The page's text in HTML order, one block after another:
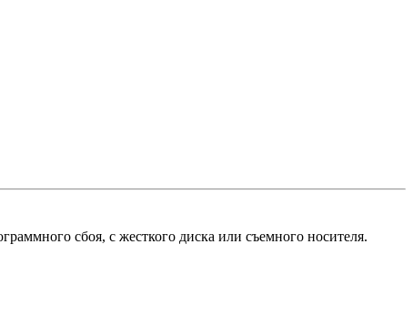
сбоя, с жесткого диска или съемного носителя.